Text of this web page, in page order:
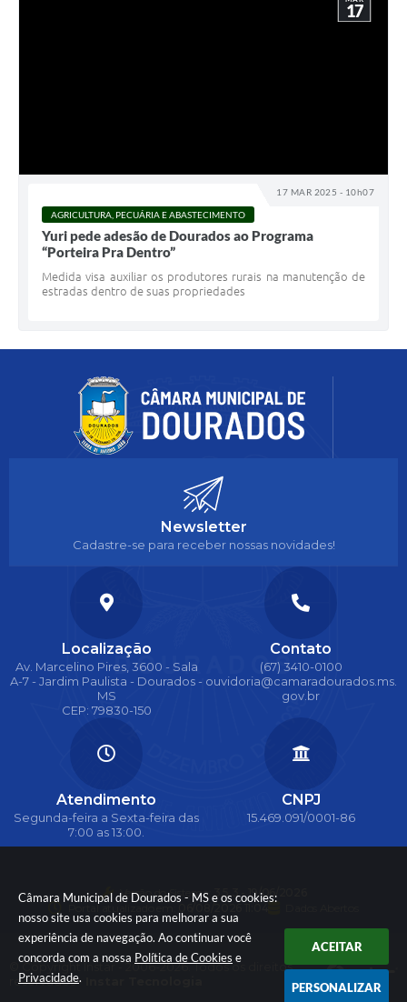
Câmara Municipal de Dourados - MS e os cookies:
nosso site usa cookies para melhorar a sua
experiência de navegação. Ao continuar você
concorda com a nossa Política de Cookies e
Privacidade.
ACEITAR
PERSONALIZAR
17 MAR 2025 - 10h07
17
AGRICULTURA, PECUÁRIA E ABASTECIMENTO
Yuri pede adesão de Dourados ao Programa
“Porteira Pra Dentro”
Medida visa auxiliar os produtores rurais na manutenção de
estradas dentro de suas propriedades
Newsletter
Cadastre-se para receber nossas novidades!
Localização
Av. Marcelino Pires, 3600 - Sala
A-7 - Jardim Paulista - Dourados -
MS
CEP: 79830-150
Contato
(67) 3410-0100
ouvidoria@camaradourados.ms.
gov.br
Atendimento
Segunda-feira a Sexta-feira das
7:00 as 13:00.
CNPJ
15.469.091/0001-86
Versão do Sistema:3.5.3 - 19/06/2026
Portal atualizado em:
© Copyright Instar - 2006-2026. Todos os direitos
reservados -